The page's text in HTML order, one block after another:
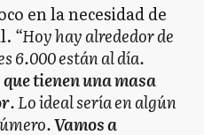
en la necesidad de
“Hoy hay alrededor de
6.000 están al día.
tienen una masa
. Lo ideal sería en algún
Vamos a